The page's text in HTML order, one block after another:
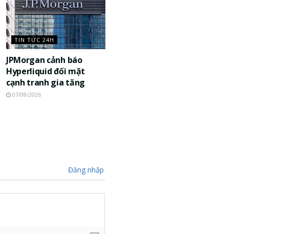
TIN TỨC 24H
JPMorgan cảnh báo
Hyperliquid đối mặt
cạnh tranh gia tăng
07/08/2026
Đăng nhập